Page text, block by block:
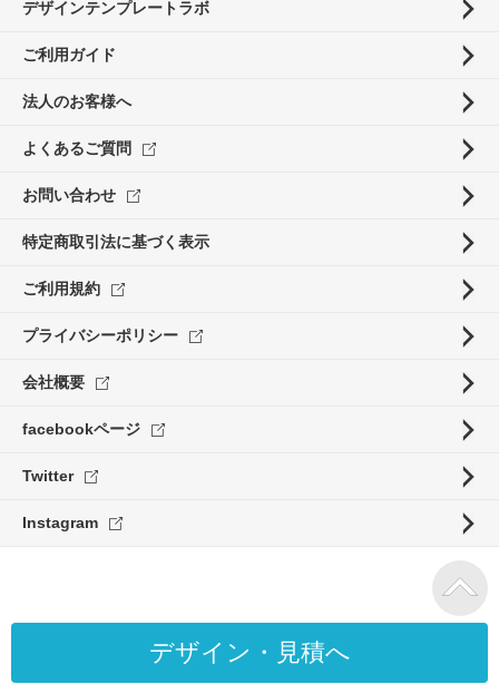
デザイン・見積へ
デザインテンプレートラボ
ご利用ガイド
法人のお客様へ
よくあるご質問
お問い合わせ
特定商取引法に基づく表示
ご利用規約
プライバシーポリシー
会社概要
facebookページ
Twitter
Instagram
Copyright ©ORIGINALPRINT.jp. All rights reserved.